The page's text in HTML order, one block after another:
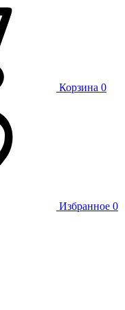
Корзина 0
Избранное 0